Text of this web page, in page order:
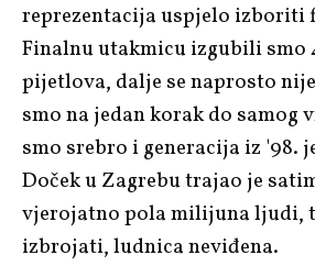
reprezentacija uspjelo izboriti
Finalnu utakmicu izgubili smo
pijetlova, dalje se naprosto
smo na jedan korak do samog
smo srebro i generacija iz '98.
Doček u Zagrebu trajao je
vjerojatno pola milijuna ljudi,
izbrojati, ludnica neviđena.